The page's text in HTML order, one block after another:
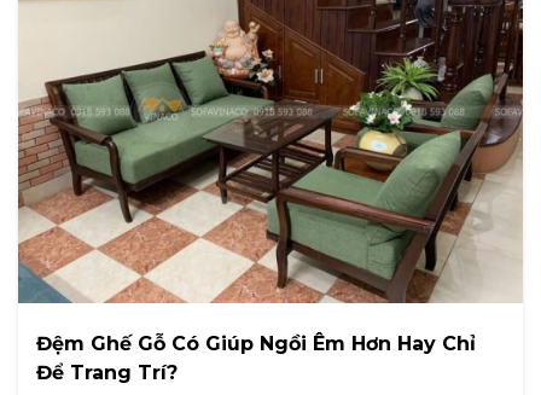
Đệm Ghế Gỗ Có Giúp Ngồi Êm Hơn Hay Chỉ
Để Trang Trí?